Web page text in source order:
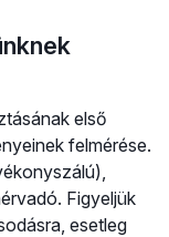
első
felmérése.
Figyeljük
esetleg